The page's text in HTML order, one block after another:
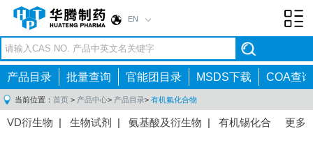
EN
产品目录 批量查询 官能团目录 MSDS下载 COA查询
当前位置： 首页 > 产品中心> 产品目录> 有机氟化合物
更多
VD衍生物 | 生物试剂 | 氨基酸及衍生物 | 有机锡化合